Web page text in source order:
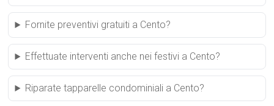
Fornite preventivi gratuiti a Cento?
Effettuate interventi anche nei festivi a Cento?
Riparate tapparelle condominiali a Cento?